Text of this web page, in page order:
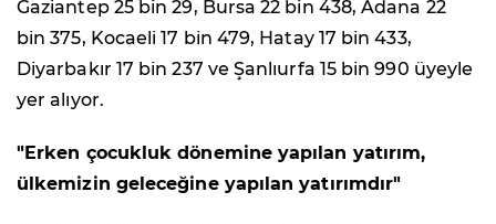
Gaziantep 25 bin 29, Bursa 22 bin 438, Adana 22
bin 375, Kocaeli 17 bin 479, Hatay 17 bin 433,
Diyarbakır 17 bin 237 ve Şanlıurfa 15 bin 990 üyeyle
yer alıyor.
"Erken çocukluk dönemine yapılan yatırım,
ülkemizin geleceğine yapılan yatırımdır"